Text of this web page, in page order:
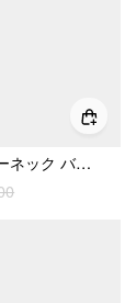
サテン ホルターネック バックレス ラインストーン付き マキシ丈ワンピース